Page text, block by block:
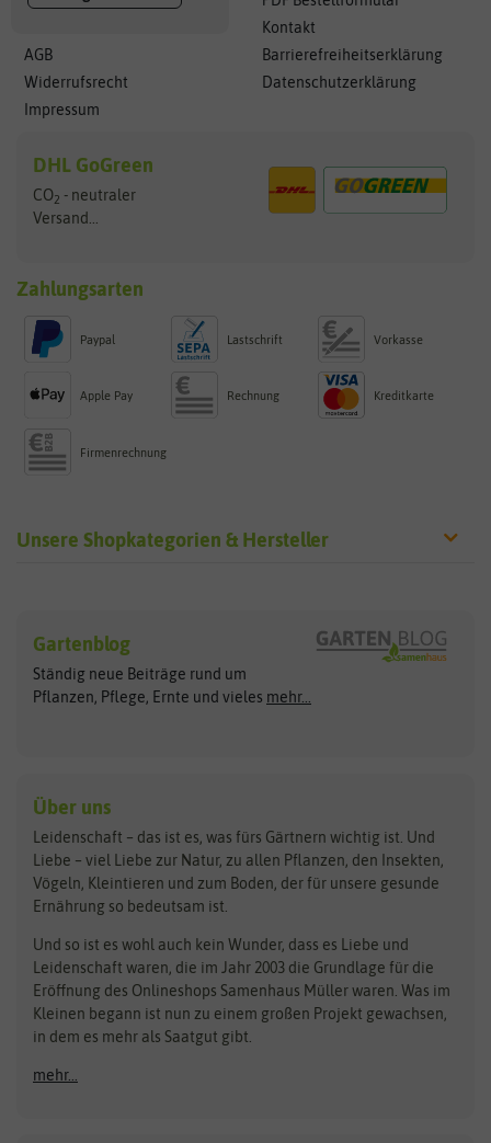
AGB
Widerrufsrecht
Impressum
Kontakt
Barrierefreiheitserklärung
Datenschutzerklärung
DHL GoGreen
CO2 - neutraler
Versand...
Zahlungsarten
Paypal Lastschrift Vorkasse
Apple Pay Rechnung Kreditkarte
Firmenrechnung
Unsere Shopkategorien & Hersteller
Exotische Samen
Gemüsesamen
Gründünger
Kräutersamen
Obstsamen
Pilzbrut
Rasensamen
Steckzwiebeln
Zimmer & Kübelpflanzen
Kataloge
Schnäppchen
Anzucht & Gartenzubehör
Anzuchtschalen
Arche Noah
ASB Greenworld
Benary
Bingenheimer Saatgut
Bionana
BIOWOL
Blumicorn
Bûten Birds
Clever Pots
COMPO
Dürr-Samen
Feldsaaten Freudenberger
Fertil
Flora Elite
Gartenblog
Ständig neue Beiträge rund um
Pflanzen, Pflege, Ernte und vieles mehr...
Über uns
Leidenschaft – das ist es, was fürs Gärtnern wichtig ist. Und
Liebe – viel Liebe zur Natur, zu allen Pflanzen, den Insekten,
Vögeln, Kleintieren und zum Boden, der für unsere gesunde
Ernährung so bedeutsam ist.
Und so ist es wohl auch kein Wunder, dass es Liebe und
Leidenschaft waren, die im Jahr 2003 die Grundlage für die
Eröffnung des Onlineshops Samenhaus Müller waren. Was im
Kleinen begann ist nun zu einem großen Projekt gewachsen,
in dem es mehr als Saatgut gibt.
mehr...